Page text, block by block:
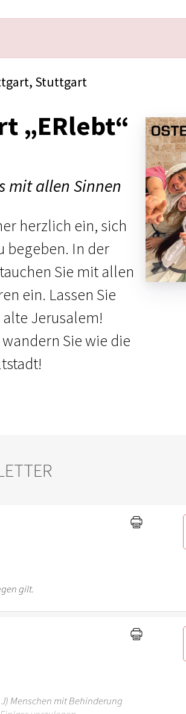
Stuttgart
„ERlebt“
mit allen Sinnen
herzlich ein, sich
begeben. In der
Sie mit allen
ein. Lassen Sie
Jerusalem!
Sie wie die
gilt.
Menschen mit Behinderung